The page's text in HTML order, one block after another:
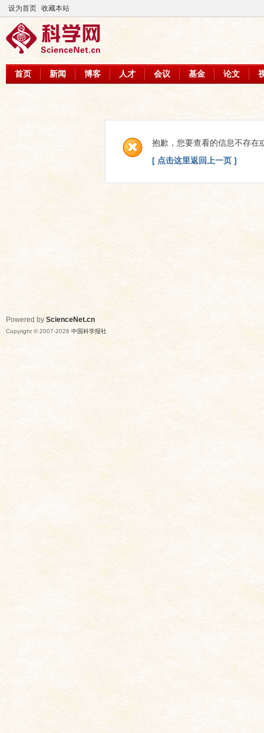
设为首页 收藏本站
首页 新闻 博客 人才 会议 基金 论文
抱歉，您要查看的信息不存在
[ 点击这里返回上一页 ]
Powered by ScienceNet.cn
Copyright © 2007-2026 中国科学报社